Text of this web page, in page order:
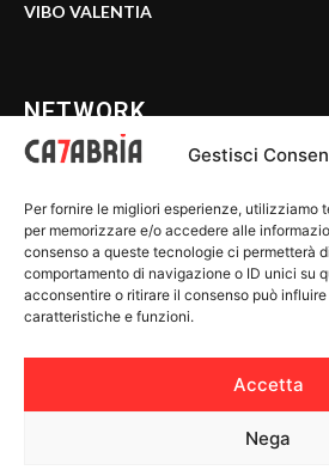
Gestisci
Per fornire le migliori esperienze, utilizziamo
per memorizzare e/o accedere alle
consenso a queste tecnologie ci permetterà
comportamento di navigazione o ID unici su
acconsentire o ritirare il consenso può
caratteristiche e funzioni.
Accetta
Nega
VIBO VALENTIA
NETWORK
WE CALABRIA
C7 PLAY
MIX ZONE